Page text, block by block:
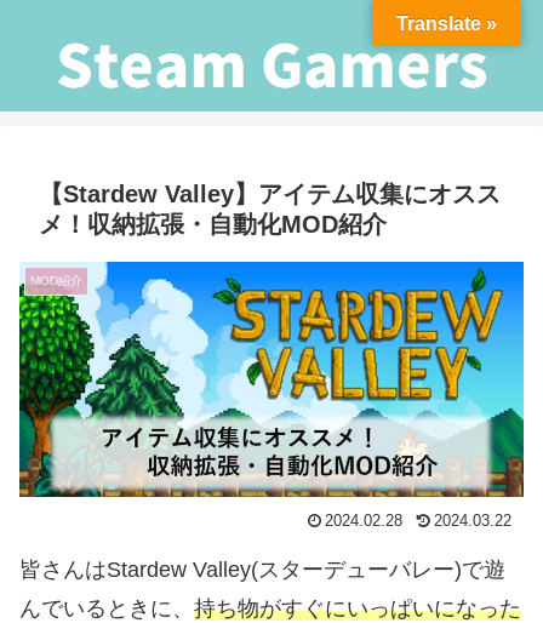
【Stardew Valley】アイテム収集にオスス
メ！収納拡張・自動化MOD紹介
MOD紹介
2024.02.28 2024.03.22
皆さんはStardew Valley(スターデューバレー)で遊
んでいるときに、 持ち物がすぐにいっぱいになった
Translate »